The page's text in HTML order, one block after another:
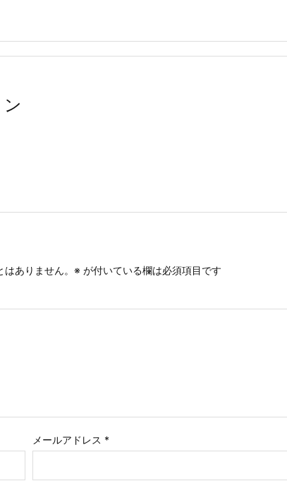
ありません。 ※ が付いている欄は必須項目です
メールアドレス *